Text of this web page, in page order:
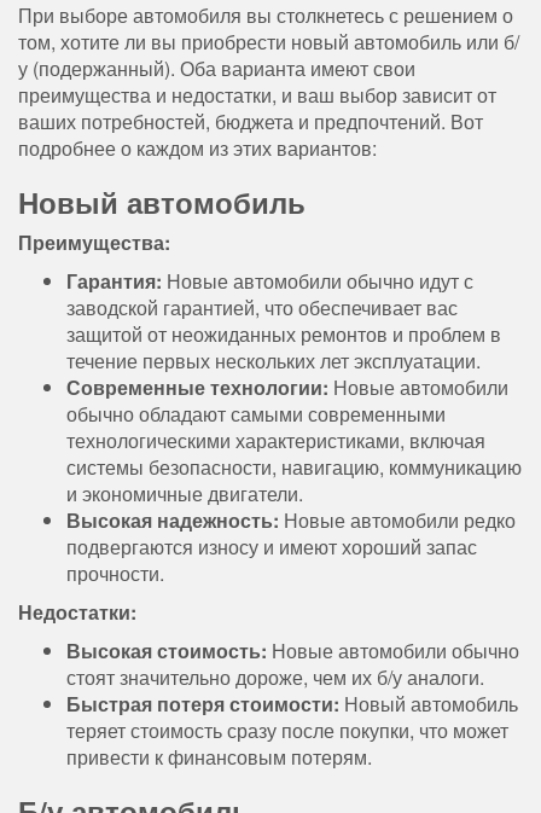
При выборе автомобиля вы столкнетесь с решением о
том, хотите ли вы приобрести новый автомобиль или б/
у (подержанный). Оба варианта имеют свои
преимущества и недостатки, и ваш выбор зависит от
ваших потребностей, бюджета и предпочтений. Вот
подробнее о каждом из этих вариантов:
Новый автомобиль
Преимущества:
Гарантия: Новые автомобили обычно идут с
заводской гарантией, что обеспечивает вас
защитой от неожиданных ремонтов и проблем в
течение первых нескольких лет эксплуатации.
Современные технологии: Новые автомобили
обычно обладают самыми современными
технологическими характеристиками, включая
системы безопасности, навигацию, коммуникацию
и экономичные двигатели.
Высокая надежность: Новые автомобили редко
подвергаются износу и имеют хороший запас
прочности.
Недостатки:
Высокая стоимость: Новые автомобили обычно
стоят значительно дороже, чем их б/у аналоги.
Быстрая потеря стоимости: Новый автомобиль
теряет стоимость сразу после покупки, что может
привести к финансовым потерям.